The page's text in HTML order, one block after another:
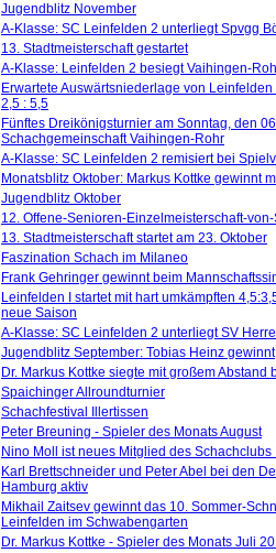
Jugendblitz November
A-Klasse: SC Leinfelden 2 unterliegt Spvgg
13. Stadtmeisterschaft gestartet
A-Klasse: Leinfelden 2 besiegt Vaihingen-
Erwartete Auswärtsniederlage von
2,5 : 5,5
Fünftes Dreikönigsturnier am Sonntag, den
Schachgemeinschaft Vaihingen-Rohr
A-Klasse: SC Leinfelden 2 remisiert bei
Monatsblitz Oktober: Markus Kottke gewinnt
Jugendblitz Oktober
12. Offene-Senioren-Einzelmeisterschaft-
13. Stadtmeisterschaft startet am 23. Oktober
Faszination Schach im Milaneo
Frank Gehringer gewinnt beim
Leinfelden I startet mit hart umkämpften
neue Saison
A-Klasse: SC Leinfelden 2 unterliegt SV
Jugendblitz September: Tobias Heinz gewinnt
Dr. Markus Kottke siegte mit großem
Spaichinger Allroundturnier
Schachfestival Illertissen
Peter Breuning - Spieler des Monats August
Nino Moll ist neues Mitglied des
Karl Brettschneider und Peter Abel bei den
Hamburg aktiv
Mikhail Zaitsev gewinnt das 10. Sommer-
Leinfelden im Schwabengarten
Dr. Markus Kottke - Spieler des Monats Juli